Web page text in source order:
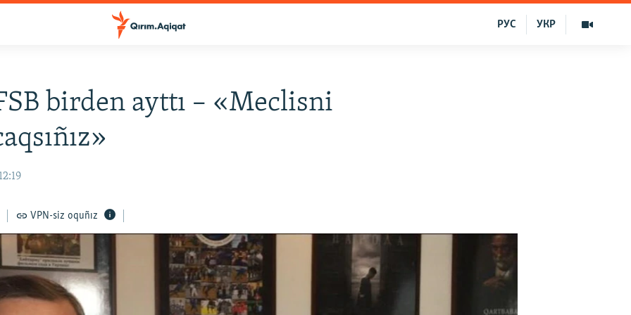
УКР
РУС
birden ayttı – «Meclisni
VPN-siz oquñız